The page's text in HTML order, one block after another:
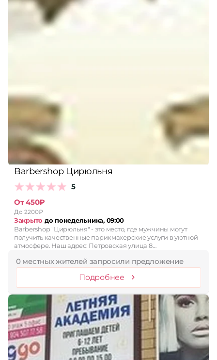
Barbershop Цирюльня
5
От 450₽
До 2200₽
Закрыто до понедельника, 09:00
Barbershop "Цирюльня" - это место, где мужчины могут
получить качественные парикмахерские услуги в уютной
атмосфере. Наш адрес: Петровская улица 8…
0 местных жителей запросили предложение
Подробнее